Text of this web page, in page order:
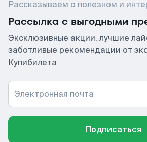
Рассказываем о полезном и
Рассылка с выгодными
Эксклюзивные акции, лучшие
заботливые рекомендации от
Купибилета
Электронная почта
Подписаться